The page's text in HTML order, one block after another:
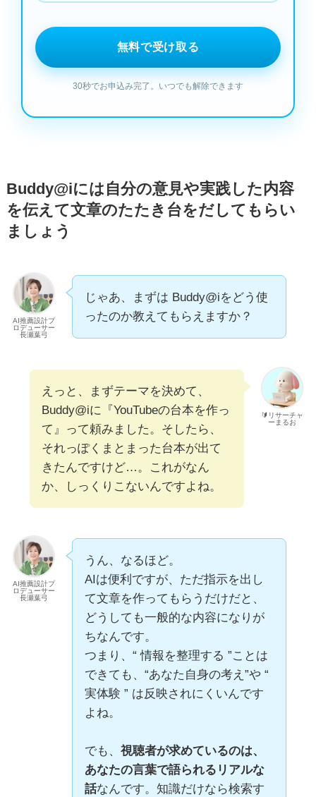
Buddy@iには自分の意見や実践した内容
を伝えて文章のたたき台をだしてもらい
ましょう
AI推薦設計プ
ロデューサー
長瀬葉弓
じゃあ、まずは Buddy@iをどう使
ったのか教えてもらえますか？
🔰リサーチャ
ーまるお
えっと、まずテーマを決めて、
Buddy@iに『YouTubeの台本を作っ
て』って頼みました。そしたら、
それっぽくまとまった台本が出て
きたんですけど…。これがなん
か、しっくりこないんですよね。
AI推薦設計プ
ロデューサー
長瀬葉弓
うん、なるほど。
AIは便利ですが、ただ指示を出し
て文章を作ってもらうだけだと、
どうしても一般的な内容になりが
ちなんです。
つまり、“ 情報を整理する ”ことは
できても、“あなた自身の考え”や “
実体験 ” は反映されにくいんです
よね。
でも、 視聴者が求めているのは、
あなたの言葉で語られるリアルな
話なんです。知識だけなら検索す